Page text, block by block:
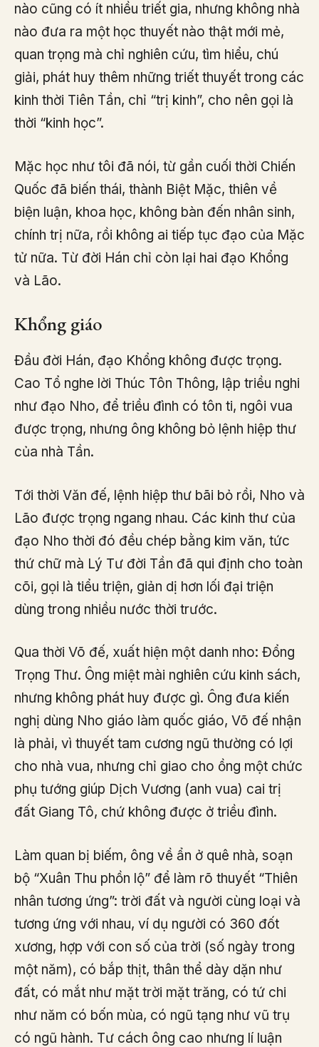
nào cũng có ít nhiều triết gia, nhưng không nhà
nào đưa ra một học thuyết nào thật mới mẻ,
quan trọng mà chỉ nghiên cứu, tìm hiểu, chú
giải, phát huy thêm những triết thuyết trong các
kinh thời Tiên Tần, chỉ “trị kinh”, cho nên gọi là
thời “kinh học”.
Mặc học như tôi đã nói, từ gần cuối thời Chiến
Quốc đã biến thái, thành Biệt Mặc, thiên về
biện luận, khoa học, không bàn đến nhân sinh,
chính trị nữa, rồi không ai tiếp tục đạo của Mặc
tử nữa. Từ đời Hán chỉ còn lại hai đạo Khổng
và Lão.
Khổng giáo
Đầu đời Hán, đạo Khổng không được trọng.
Cao Tổ nghe lời Thúc Tôn Thông, lập triều nghi
như đạo Nho, để triều đình có tôn ti, ngôi vua
được trọng, nhưng ông không bỏ lệnh hiệp thư
của nhà Tần.
Tới thời Văn đế, lệnh hiệp thư bãi bỏ rồi, Nho và
Lão được trọng ngang nhau. Các kinh thư của
đạo Nho thời đó đều chép bằng kim văn, tức
thứ chữ mà Lý Tư đời Tần đã qui định cho toàn
cõi, gọi là tiểu triện, giản dị hơn lối đại triện
dùng trong nhiều nước thời trước.
Qua thời Võ đế, xuất hiện một danh nho: Đổng
Trọng Thư. Ông miệt mài nghiên cứu kinh sách,
nhưng không phát huy được gì. Ông đưa kiến
nghị dùng Nho giáo làm quốc giáo, Võ đế nhận
là phải, vì thuyết tam cương ngũ thường có lợi
cho nhà vua, nhưng chỉ giao cho ồng một chức
phụ tướng giúp Dịch Vương (anh vua) cai trị
đất Giang Tô, chứ không được ở triều đình.
Làm quan bị biếm, ông về ẩn ở quê nhà, soạn
bộ “Xuân Thu phồn lộ” để làm rõ thuyết “Thiên
nhân tương ứng”: trời đất và người cùng loại và
tương ứng với nhau, ví dụ người có 360 đốt
xương, hợp với con số của trời (số ngày trong
một năm), có bắp thịt, thân thể dày dặn như
đất, có mắt như mặt trời mặt trăng, có tứ chi
như năm có bốn mùa, có ngũ tạng như vũ trụ
có ngũ hành. Tư cách ông cao nhưng lí luận